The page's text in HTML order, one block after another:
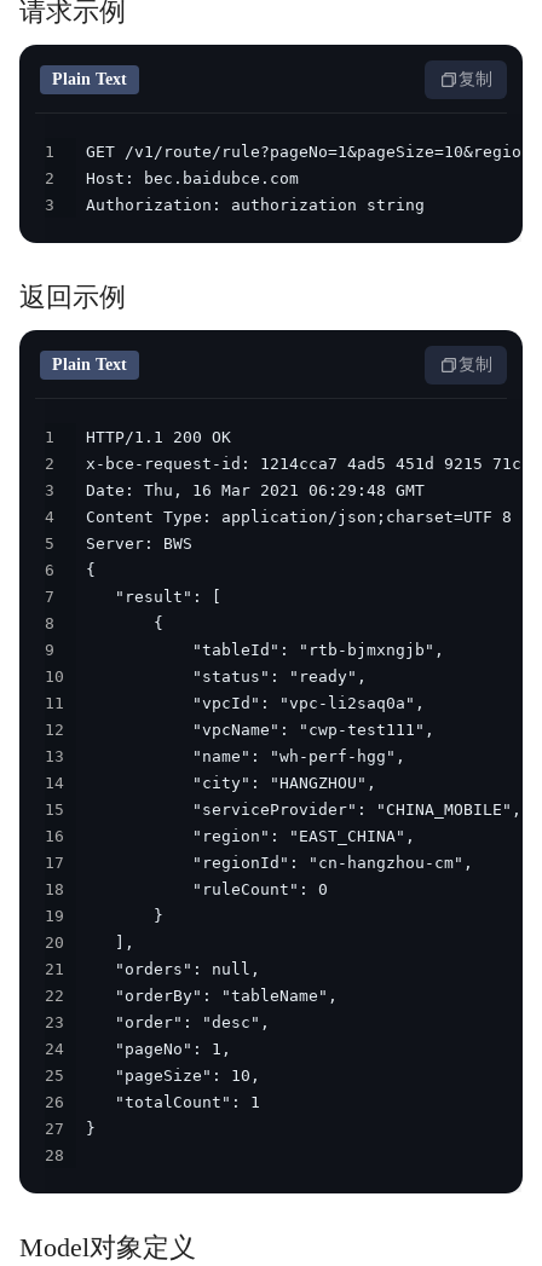
请求示例
Plain Text 复制
1
2
3
Authorization: authorization string
返回示例
Plain Text 复制
1
2
3
4
5
6
7
8
9
10
11
12
13
14
15
16
17
18
19
20
21
22
23
24
25
26
27
28
Model对象定义